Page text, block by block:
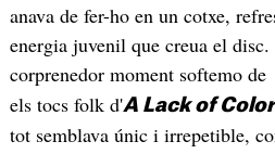
anava de fer-ho en un cotxe,
energia juvenil que creua el
corprenedor moment softemo de
els tocs folk d'A Lack of Color
tot semblava únic i irrepetible,